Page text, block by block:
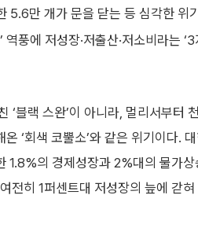
5.6만 개가 문을 닫는 등 심각한 위
역풍에 저성장·저출산·저소비라는
‘블랙 스완’이 아니라, 멀리서부터
‘회색 코뿔소’와 같은 위기이다.
1.8%의 경제성장과 2%대의 물가상
전히 1퍼센트대 저성장의 늪에 갇혀